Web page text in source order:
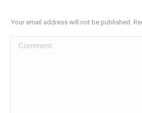
Your email address will not be published.
Comment